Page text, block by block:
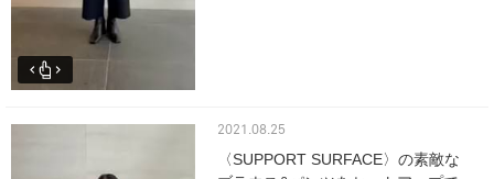
2021.08.25
〈SUPPORT SURFACE〉の素敵な